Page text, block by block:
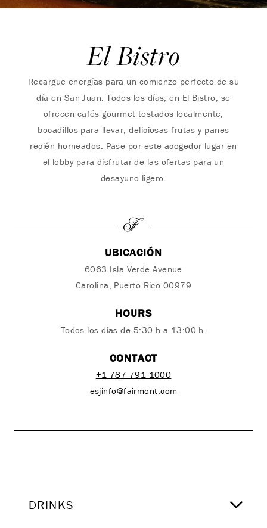
El Bistro
Recargue energías para un comienzo perfecto de su
día en San Juan. Todos los días, en El Bistro, se
ofrecen cafés gourmet tostados localmente,
bocadillos para llevar, deliciosas frutas y panes
recién horneados. Pase por este acogedor lugar en
el lobby para disfrutar de las ofertas para un
desayuno ligero.
UBICACIÓN
6063 Isla Verde Avenue
Carolina, Puerto Rico 00979
HOURS
Todos los días de 5:30 h a 13:00 h.
CONTACT
+1 787 791 1000
esjinfo@fairmont.com
DRINKS